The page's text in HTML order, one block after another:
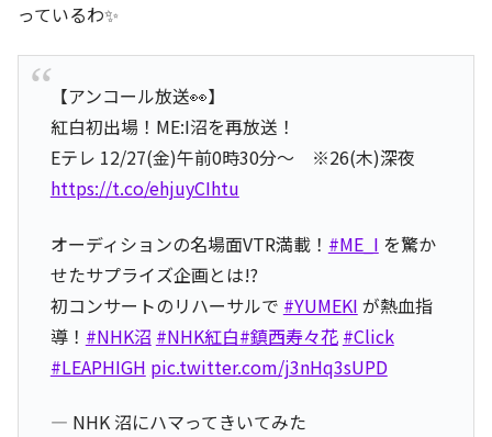
っているわ✨
【アンコール放送👀】
紅白初出場！ME:I沼を再放送！
Eテレ 12/27(金)午前0時30分～ ※26(木)深夜
https://t.co/ehjuyCIhtu
オーディションの名場面VTR満載！ #ME_I を驚か
せたサプライズ企画とは!?
初コンサートのリハーサルで #YUMEKI が熱血指
導！ #NHK沼 #NHK紅白#鎮西寿々花 #Click
#LEAPHIGH pic.twitter.com/j3nHq3sUPD
— NHK 沼にハマってきいてみた